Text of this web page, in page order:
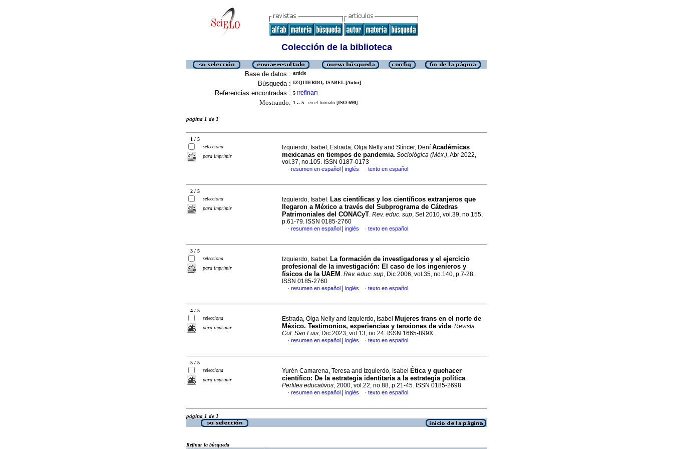
Colección de la biblioteca
Base de datos : article
Búsqueda : IZQUIERDO, ISABEL [Autor]
Referencias encontradas : 5 [refinar]
Mostrando: 1 .. 5 en el formato [ISO 690]
página 1 de 1
1 / 5
selecciona
para imprimir
Izquierdo, Isabel, Estrada, Olga Nelly and Stíncer, Dení Académicas
mexicanas en tiempos de pandemia. Sociológica (Méx.), Abr 2022,
vol.37, no.105. ISSN 0187-0173
· resumen en español inglés · texto en español
2 / 5
selecciona
para imprimir
Izquierdo, Isabel. Las científicas y los científicos extranjeros que
llegaron a México a través del Subprograma de Cátedras
Patrimoniales del CONACyT. Rev. educ. sup, Set 2010, vol.39, no.155,
p.61-79. ISSN 0185-2760
· resumen en español inglés · texto en español
3 / 5
selecciona
para imprimir
Izquierdo, Isabel. La formación de investigadores y el ejercicio
profesional de la investigación: El caso de los ingenieros y
físicos de la UAEM . Rev. educ. sup, Dic 2006, vol.35, no.140, p.7-28.
ISSN 0185-2760
· resumen en español inglés · texto en español
4 / 5
selecciona
para imprimir
Estrada, Olga Nelly and Izquierdo, Isabel
Mujeres trans en el norte de
México. Testimonios, experiencias y tensiones de vida. Revista
Col. San Luis, Dic 2023, vol.13, no.24. ISSN 1665-899X
· resumen en español inglés · texto en español
5 / 5
selecciona
para imprimir
Yurén Camarena, Teresa and Izquierdo, Isabel
Ética y quehacer
científico: De la estrategia identitaria a la estrategia política.
Perfiles educativos, 2000, vol.22, no.88, p.21-45. ISSN 0185-2698
· resumen en español inglés · texto en español
página 1 de 1
Refinar la búsqueda